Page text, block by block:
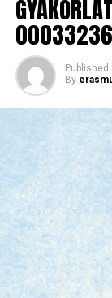
Published
By